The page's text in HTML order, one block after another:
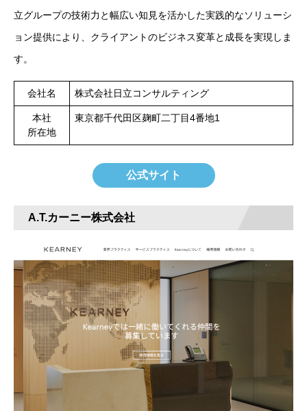
立グループの技術力と幅広い知見を活かした実践的なソリューシ
ョン提供により、クライアントのビジネス変革と成長を実現しま
す。
会社名 株式会社日立コンサルティング
本社
所在地
東京都千代田区麹町二丁目4番地1
公式サイト
A.T.カーニー株式会社